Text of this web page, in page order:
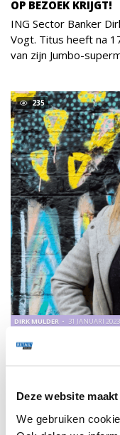
Deze website
We gebruiken
OP BEZOEK KRIJGT!
ING Sector Banker
Vogt. Titus heeft na
van zijn Jumbo-
235
“IK STELDE ME DE
DIRK MULDER 31 JANUARI 2023
Bekkers, oprichter van